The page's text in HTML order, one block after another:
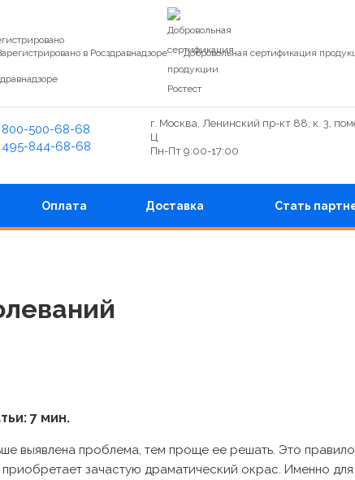
в Росздравнадзоре Добровольная сертификация
800-500-68-68
495-844-68-68
г. Москва, Ленинский пр-кт 88, к. 3,
Ц
Пн-Пт 9:00-17:00
Оплата Доставка Стать
7 мин.
выявлена проблема, тем проще ее решать. Это
зачастую драматический окрас. Именно